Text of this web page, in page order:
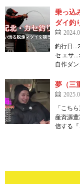
乗っ込
ダイ釣
釣行日
セ エサ
自作ダ
夢（三
「こち
産資源
信する